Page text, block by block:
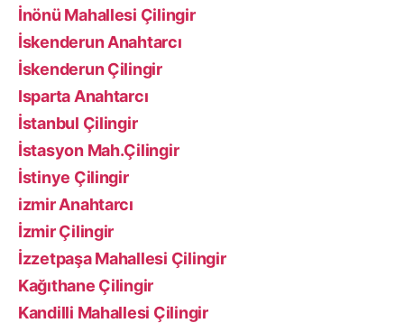
İnönü Mahallesi Çilingir
İskenderun Anahtarcı
İskenderun Çilingir
Isparta Anahtarcı
İstanbul Çilingir
İstasyon Mah.Çilingir
İstinye Çilingir
izmir Anahtarcı
İzmir Çilingir
İzzetpaşa Mahallesi Çilingir
Kağıthane Çilingir
Kandilli Mahallesi Çilingir